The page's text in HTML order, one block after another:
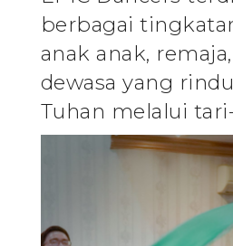
berbagai
anak anak,
dewasa yang
Tuhan melalui